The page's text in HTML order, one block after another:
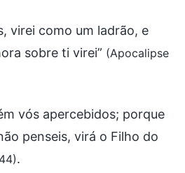
virei como um ladrão, e
sobre ti virei” (Apocalipse
vós apercebidos; porque
penseis, virá o Filho do
.